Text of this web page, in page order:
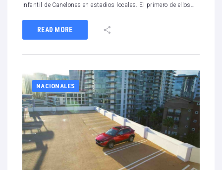
infantil de Canelones en estadios locales. El primero de ellos…
READ MORE
NACIONALES